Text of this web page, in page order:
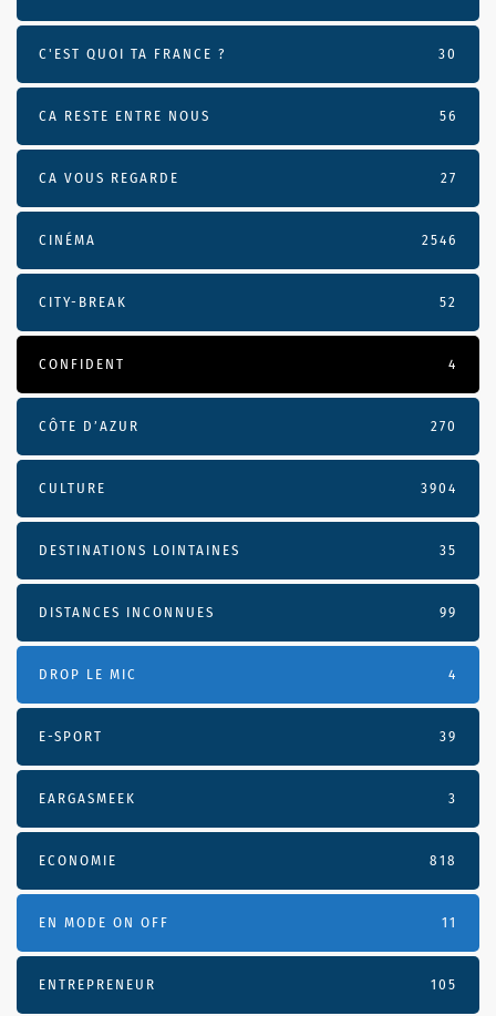
C'EST QUOI TA FRANCE ? 30
CA RESTE ENTRE NOUS 56
CA VOUS REGARDE 27
CINÉMA 2546
CITY-BREAK 52
CONFIDENT 4
CÔTE D’AZUR 270
CULTURE 3904
DESTINATIONS LOINTAINES 35
DISTANCES INCONNUES 99
DROP LE MIC 4
E-SPORT 39
EARGASMEEK 3
ECONOMIE 818
EN MODE ON OFF 11
ENTREPRENEUR 105